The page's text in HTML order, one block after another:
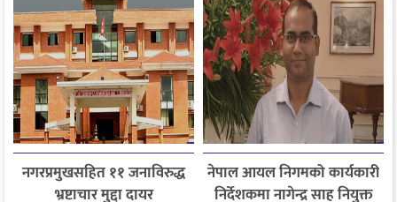
नगरप्रमुखसहित ११ जनाविरुद्ध
भ्रष्टाचार मुद्दा दायर
नेपाल आयल निगमको कार्यकारी
निर्देशकमा नागेन्द्र साह नियुक्त